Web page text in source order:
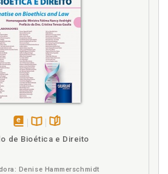
de Bioética e Direito
Denise Hammerschmidt